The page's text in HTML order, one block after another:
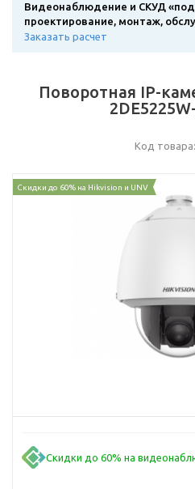
Видеонаблюдение и СКУД
проектирование, монтаж,
Заказать расчет
Поворотная IP-
Код
Скидки до 60% на Hikvision и UNV
Скидки до 60% на